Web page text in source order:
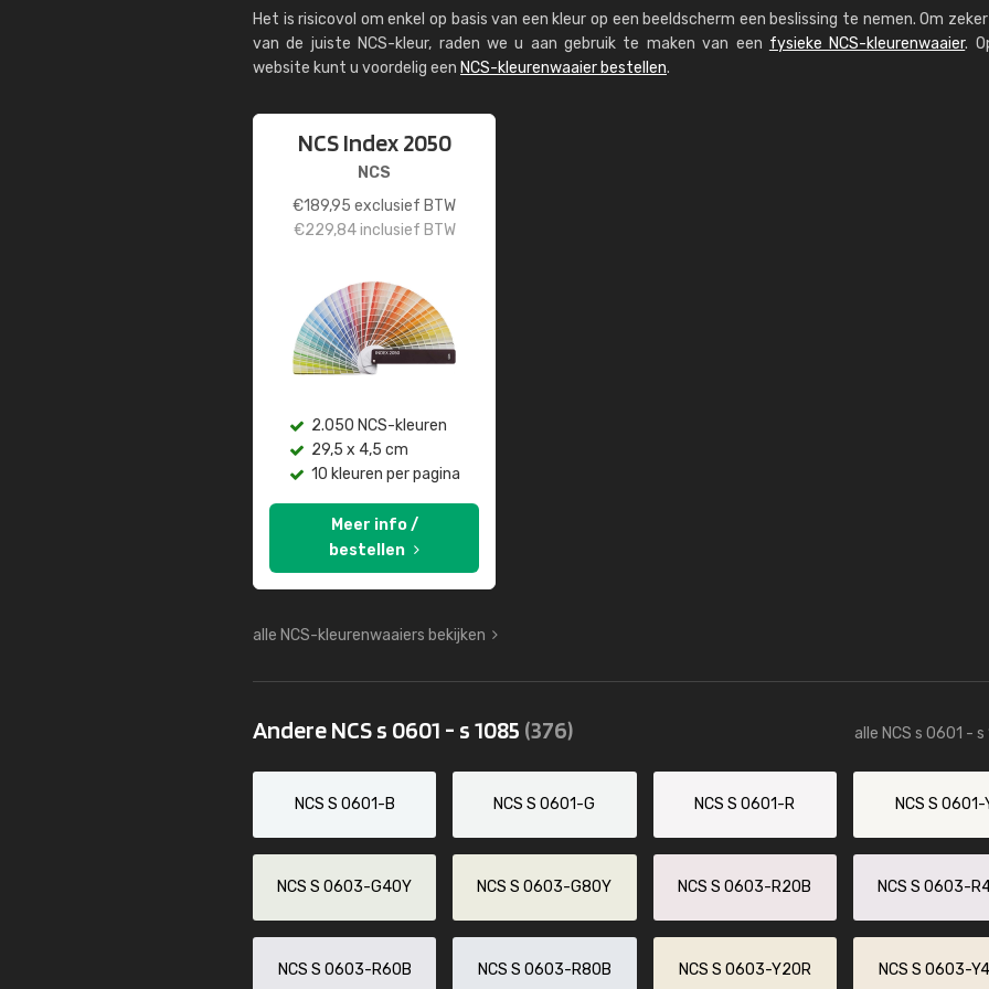
Het is risicovol om enkel op basis van een kleur op een beeldscherm een beslissing te nemen. Om
van de juiste NCS-kleur, raden we u aan gebruik te maken van een fysieke NCS-kleurenwaaier.
website kunt u voordelig een NCS-kleurenwaaier bestellen.
NCS Index 2050
NCS
€189,95 exclusief BTW
€229,84inclusief BTW
2.050 NCS-kleuren
29,5 x 4,5 cm
10 kleuren per pagina
Meer info /
bestellen
alle NCS-kleurenwaaiers bekijken
Andere NCS s 0601 - s 1085 (376) alle NCS s 0601 -
NCS S 0601-B NCS S 0601-G NCS S 0601-R NCS S 0601-
NCS S 0603-G40Y NCS S 0603-G80Y NCS S 0603-R20B NCS S 0603-
NCS S 0603-R60B NCS S 0603-R80B NCS S 0603-Y20R NCS S 0603-